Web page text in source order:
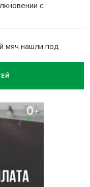
с
мяч нашли под